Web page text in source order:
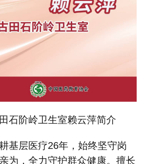
石阶岭卫生室赖云萍简介
基层医疗26年，始终坚守岗
为，全力守护群众健康。擅长